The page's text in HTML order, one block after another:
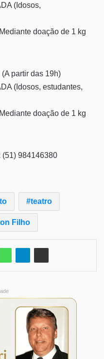
(Idosos,
doação de 1 kg
(A partir das 19h)
(Idosos, estudantes,
doação de 1 kg
(51) 984146380
teatro
Filho